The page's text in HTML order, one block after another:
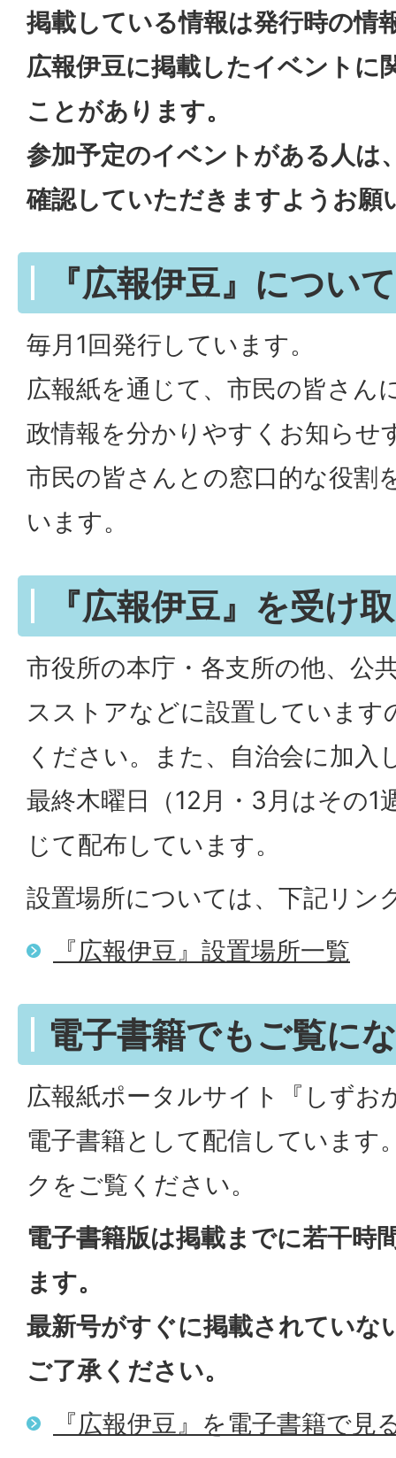
掲載している情報は発行時の情
広報伊豆に掲載したイベントに
ことがあります。
参加予定のイベントがある人は
確認していただきますようお願
『広報伊豆』について
毎月1回発行しています。
広報紙を通じて、市民の皆さん
政情報を分かりやすくお知らせ
市民の皆さんとの窓口的な役割
います。
『広報伊豆』を受け
市役所の本庁・各支所の他、公
スストアなどに設置しています
ください。また、自治会に加入
最終木曜日（12月・3月はその1
じて配布しています。
設置場所については、下記リン
『広報伊豆』設置場所一覧
電子書籍でもご覧に
広報紙ポータルサイト『しずお
電子書籍として配信しています
クをご覧ください。
電子書籍版は掲載までに若干時
ます。
最新号がすぐに掲載されていな
ご了承ください。
『広報伊豆』を電子書籍で